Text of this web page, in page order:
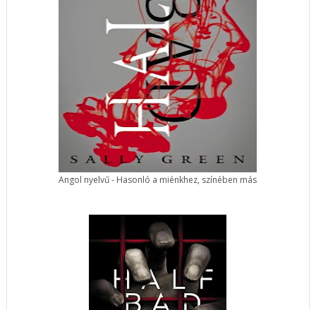
Angol nyelvű - Hasonló a miénkhez, színében más